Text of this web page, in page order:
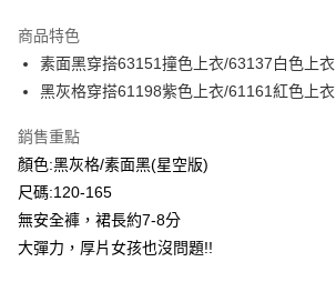
Apple Pay
Google Pay
ATM付款
運送方式
全家付款取貨
每筆NT$80，滿NT$2,000(含以上)免運費
商品特色
素面黑穿搭63151撞色上衣/63137白色上衣
黑灰格穿搭61198紫色上衣/61161紅色上衣
銷售重點
顏色:黑灰格/素面黑(星空版)
尺碼:120-165
無安全褲，裙長約7-8分
大彈力，厚片女孩也沒問題!!